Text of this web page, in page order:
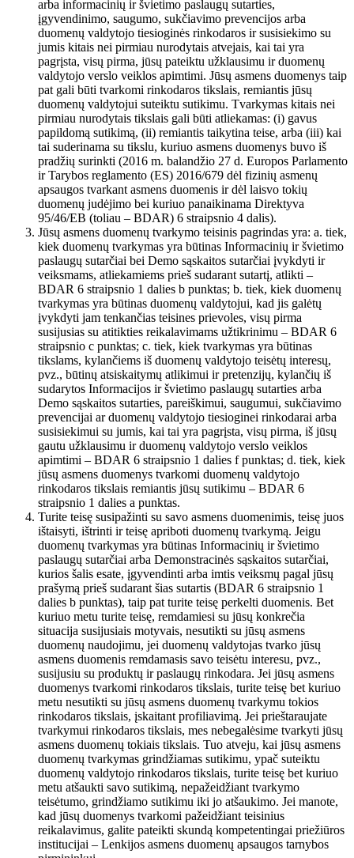
arba informacinių ir švietimo paslaugų sutarties,
įgyvendinimo, saugumo, sukčiavimo prevencijos arba
duomenų valdytojo tiesioginės rinkodaros ir susisiekimo su
jumis kitais nei pirmiau nurodytais atvejais, kai tai yra
pagrįsta, visų pirma, jūsų pateiktu užklausimu ir duomenų
valdytojo verslo veiklos apimtimi. Jūsų asmens duomenys taip
pat gali būti tvarkomi rinkodaros tikslais, remiantis jūsų
duomenų valdytojui suteiktu sutikimu. Tvarkymas kitais nei
pirmiau nurodytais tikslais gali būti atliekamas: (i) gavus
papildomą sutikimą, (ii) remiantis taikytina teise, arba (iii) kai
tai suderinama su tikslu, kuriuo asmens duomenys buvo iš
pradžių surinkti (2016 m. balandžio 27 d. Europos Parlamento
ir Tarybos reglamento (ES) 2016/679 dėl fizinių asmenų
apsaugos tvarkant asmens duomenis ir dėl laisvo tokių
duomenų judėjimo bei kuriuo panaikinama Direktyva
95/46/EB (toliau – BDAR) 6 straipsnio 4 dalis).
Jūsų asmens duomenų tvarkymo teisinis pagrindas yra: a. tiek,
kiek duomenų tvarkymas yra būtinas Informacinių ir švietimo
paslaugų sutarčiai bei Demo sąskaitos sutarčiai įvykdyti ir
veiksmams, atliekamiems prieš sudarant sutartį, atlikti –
BDAR 6 straipsnio 1 dalies b punktas; b. tiek, kiek duomenų
tvarkymas yra būtinas duomenų valdytojui, kad jis galėtų
įvykdyti jam tenkančias teisines prievoles, visų pirma
susijusias su atitikties reikalavimams užtikrinimu – BDAR 6
straipsnio c punktas; c. tiek, kiek tvarkymas yra būtinas
tikslams, kylančiems iš duomenų valdytojo teisėtų interesų,
pvz., būtinų atsiskaitymų atlikimui ir pretenzijų, kylančių iš
sudarytos Informacijos ir švietimo paslaugų sutarties arba
Demo sąskaitos sutarties, pareiškimui, saugumui, sukčiavimo
prevencijai ar duomenų valdytojo tiesioginei rinkodarai arba
susisiekimui su jumis, kai tai yra pagrįsta, visų pirma, iš jūsų
gautu užklausimu ir duomenų valdytojo verslo veiklos
apimtimi – BDAR 6 straipsnio 1 dalies f punktas; d. tiek, kiek
jūsų asmens duomenys tvarkomi duomenų valdytojo
rinkodaros tikslais remiantis jūsų sutikimu – BDAR 6
straipsnio 1 dalies a punktas.
Turite teisę susipažinti su savo asmens duomenimis, teisę juos
ištaisyti, ištrinti ir teisę apriboti duomenų tvarkymą. Jeigu
duomenų tvarkymas yra būtinas Informacinių ir švietimo
paslaugų sutarčiai arba Demonstracinės sąskaitos sutarčiai,
kurios šalis esate, įgyvendinti arba imtis veiksmų pagal jūsų
prašymą prieš sudarant šias sutartis (BDAR 6 straipsnio 1
dalies b punktas), taip pat turite teisę perkelti duomenis. Bet
kuriuo metu turite teisę, remdamiesi su jūsų konkrečia
situacija susijusiais motyvais, nesutikti su jūsų asmens
duomenų naudojimu, jei duomenų valdytojas tvarko jūsų
asmens duomenis remdamasis savo teisėtu interesu, pvz.,
susijusiu su produktų ir paslaugų rinkodara. Jei jūsų asmens
duomenys tvarkomi rinkodaros tikslais, turite teisę bet kuriuo
metu nesutikti su jūsų asmens duomenų tvarkymu tokios
rinkodaros tikslais, įskaitant profiliavimą. Jei prieštaraujate
tvarkymui rinkodaros tikslais, mes nebegalėsime tvarkyti jūsų
asmens duomenų tokiais tikslais. Tuo atveju, kai jūsų asmens
duomenų tvarkymas grindžiamas sutikimu, ypač suteiktu
duomenų valdytojo rinkodaros tikslais, turite teisę bet kuriuo
metu atšaukti savo sutikimą, nepažeidžiant tvarkymo
teisėtumo, grindžiamo sutikimu iki jo atšaukimo. Jei manote,
kad jūsų duomenys tvarkomi pažeidžiant teisinius
reikalavimus, galite pateikti skundą kompetentingai priežiūros
institucijai – Lenkijos asmens duomenų apsaugos tarnybos